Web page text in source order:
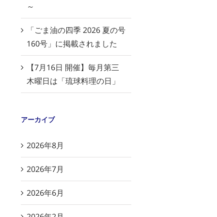
～
「ごま油の四季 2026 夏の号
160号」に掲載されました
【7月16日 開催】毎月第三
木曜日は「琉球料理の日」
アーカイブ
2026年8月
2026年7月
2026年6月